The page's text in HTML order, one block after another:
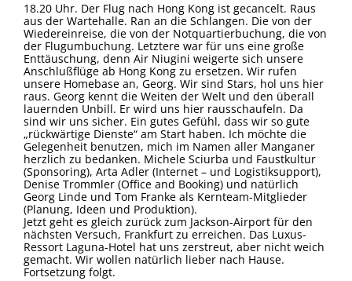
18.20 Uhr. Der Flug nach Hong Kong ist gecancelt. Raus
aus der Wartehalle. Ran an die Schlangen. Die von der
Wiedereinreise, die von der Notquartierbuchung, die von
der Flugumbuchung. Letztere war für uns eine große
Enttäuschung, denn Air Niugini weigerte sich unsere
Anschlußflüge ab Hong Kong zu ersetzen. Wir rufen
unsere Homebase an, Georg. Wir sind Stars, hol uns hier
raus. Georg kennt die Weiten der Welt und den überall
lauernden Unbill. Er wird uns hier rausschaufeln. Da
sind wir uns sicher. Ein gutes Gefühl, dass wir so gute
„rückwärtige Dienste“ am Start haben. Ich möchte die
Gelegenheit benutzen, mich im Namen aller Manganer
herzlich zu bedanken. Michele Sciurba und Faustkultur
(Sponsoring), Arta Adler (Internet – und Logistiksupport),
Denise Trommler (Office and Booking) und natürlich
Georg Linde und Tom Franke als Kernteam-Mitglieder
(Planung, Ideen und Produktion).
Jetzt geht es gleich zurück zum Jackson-Airport für den
nächsten Versuch, Frankfurt zu erreichen. Das Luxus-
Ressort Laguna-Hotel hat uns zerstreut, aber nicht weich
gemacht. Wir wollen natürlich lieber nach Hause.
Fortsetzung folgt.